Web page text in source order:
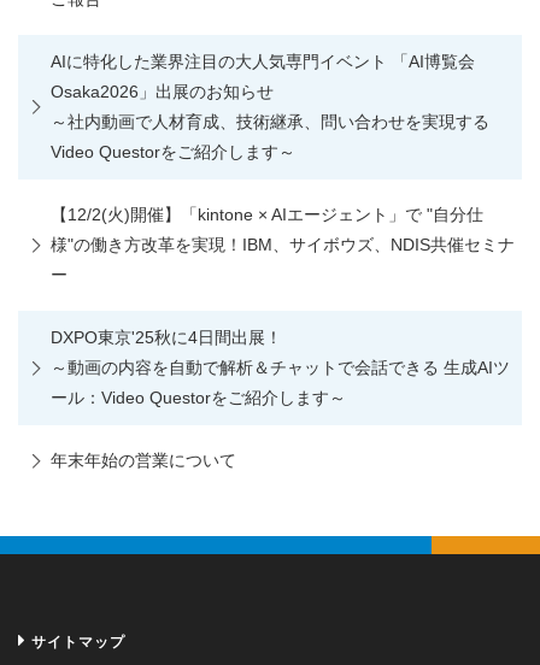
AIに特化した業界注目の大人気専門イベント 「AI博覧会
Osaka2026」出展のお知らせ
～社内動画で人材育成、技術継承、問い合わせを実現する
Video Questorをご紹介します～
【12/2(火)開催】「kintone × AIエージェント」で "自分仕
様"の働き方改革を実現！IBM、サイボウズ、NDIS共催セミナ
ー
DXPO東京'25秋に4日間出展！
～動画の内容を自動で解析＆チャットで会話できる 生成AIツ
ール：Video Questorをご紹介します～
年末年始の営業について
サイトマップ